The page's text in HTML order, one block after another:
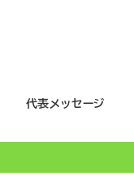
代表メッセージ